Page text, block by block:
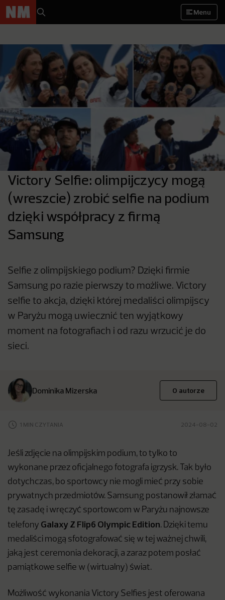
Menu
Victory Selfie: olimpijczycy mogą
(wreszcie) zrobić selfie na podium
dzięki współpracy z firmą
Samsung
Selfie z olimpijskiego podium? Dzięki firmie
Samsung po razie pierwszy to możliwe. Victory
selfie to akcja, dzięki której medaliści olimpijscy
w Paryżu mogą uwiecznić ten wyjątkowy
moment na fotografiach i od razu wrzucić je do
sieci.
Dominika Mizerska O autorze
1 MIN CZYTANIA 2024-08-02
Jeśli zdjęcie na olimpijskim podium, to tylko to
wykonane przez oficjalnego fotografa igrzysk. Tak było
dotychczas, bo sportowcy nie mogli mieć przy sobie
prywatnych przedmiotów. Samsung postanowił złamać
tę zasadę i wręczyć sportowcom w Paryżu najnowsze
telefony Galaxy Z Flip6 Olympic Edition. Dzięki temu
medaliści mogą sfotografować się w tej ważnej chwili,
jaką jest ceremonia dekoracji, a zaraz potem posłać
pamiątkowe selfie w (wirtualny) świat.
Możliwość wykonania Victory Selfies jest oferowana